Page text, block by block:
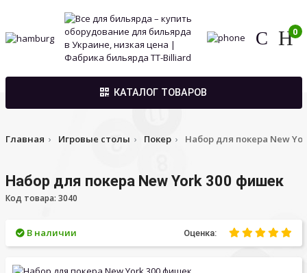
0
КАТАЛОГ ТОВАРОВ
Главная Игровые столы Покер Набор для покера New
Набор для покера New York 300 фишек
Код товара: 3040
В наличии Оценка: